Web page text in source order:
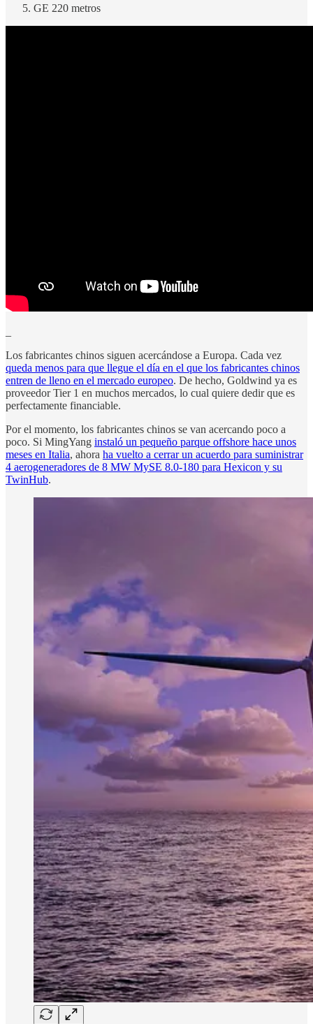
GE 220 metros
Los fabricantes chinos siguen acercándose a Europa. Cada vez
queda menos para que llegue el día en el que los fabricantes chinos
entren de lleno en el mercado europeo. De hecho, Goldwind ya es
proveedor Tier 1 en muchos mercados, lo cual quiere dedir que es
perfectamente financiable.
Por el momento, los fabricantes chinos se van acercando poco a
poco. Si MingYang instaló un pequeño parque offshore hace unos
meses en Italia, ahora ha vuelto a cerrar un acuerdo para suministrar
4 aerogeneradores de 8 MW MySE 8.0-180 para Hexicon y su
TwinHub.